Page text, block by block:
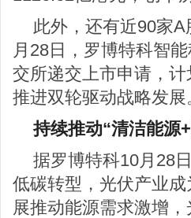
此外，还有近90家
月28日，罗博特科智
交所递交上市申请，
推进双轮驱动战略发展
持续推动“清洁能源
据罗博特科10月28
低碳转型，光伏产业
展推动能源需求激增